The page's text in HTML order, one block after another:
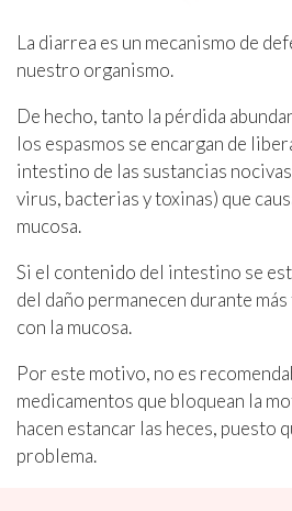
La diarrea es un mecanismo de
nuestro organismo.
De hecho, tanto la pérdida
los espasmos se encargan de
intestino de las sustancias
virus, bacterias y toxinas) que
mucosa.
Si el contenido del intestino se
del daño permanecen durante
con la mucosa.
Por este motivo, no es
medicamentos que bloquean la
hacen estancar las heces, puesto
problema.